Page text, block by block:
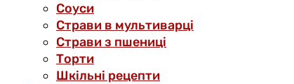
Соуси
Страви в мультиварці
Страви з пшениці
Торти
Шкільні рецепти